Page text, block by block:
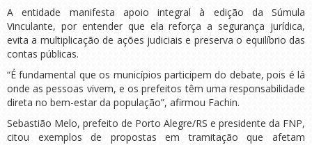
A entidade manifesta apoio integral à edição da Súmula
Vinculante, por entender que ela reforça a segurança jurídica,
evita a multiplicação de ações judiciais e preserva o equilíbrio das
contas públicas.
“É fundamental que os municípios participem do debate, pois é lá
onde as pessoas vivem, e os prefeitos têm uma responsabilidade
direta no bem-estar da população”, afirmou Fachin.
Sebastião Melo, prefeito de Porto Alegre/RS e presidente da FNP,
citou exemplos de propostas em tramitação que afetam